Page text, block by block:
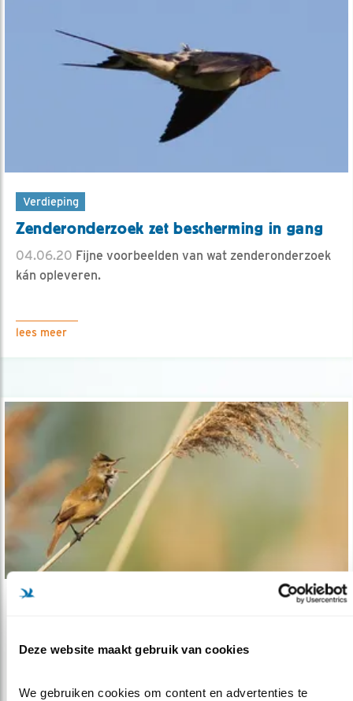
Deze website maakt gebruik van cookies
We gebruiken cookies om content en advertenties te
Verdieping
Zenderonderzoek zet bescherming in gang
04.06.20 Fijne voorbeelden van wat zenderonderzoek
kán opleveren.
lees meer